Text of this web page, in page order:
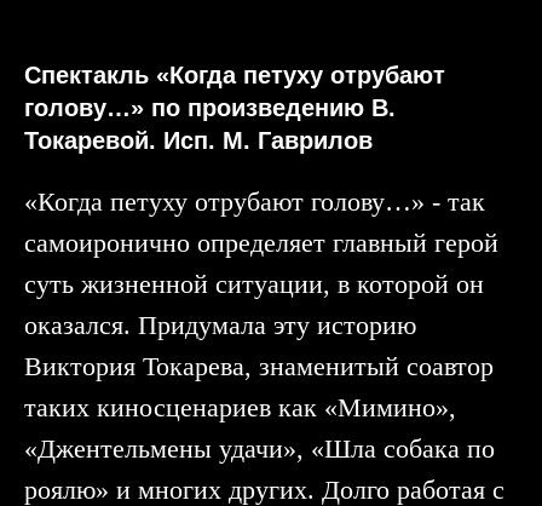
Спектакль «Когда петуху отрубают
голову…» по произведению В.
Токаревой. Исп. М. Гаврилов
«Когда петуху отрубают голову…» - так
самоиронично определяет главный герой
суть жизненной ситуации, в которой он
оказался. Придумала эту историю
Виктория Токарева, знаменитый соавтор
таких киносценариев как «Мимино»,
«Джентельмены удачи», «Шла собака по
роялю» и многих других. Долго работая с